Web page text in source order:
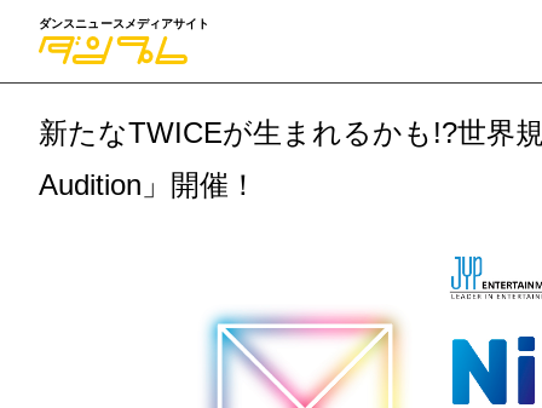
ダンスニュースメディアサイト
新たなTWICEが生まれるかも!?世界
Audition」開催！